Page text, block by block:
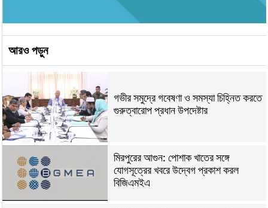
আরও পড়ুন
গভীর সমুদ্রে গবেষণা ও সমস্যা চিহ্নিত করতে
গুরুত্বারোপ প্রধান উপদেষ্টার
মিরপুরের আগুন: পোশাক খাতের সঙ্গে
যোগসূত্রের খবরে উদ্বেগ প্রকাশ করল
বিজিএমইএ